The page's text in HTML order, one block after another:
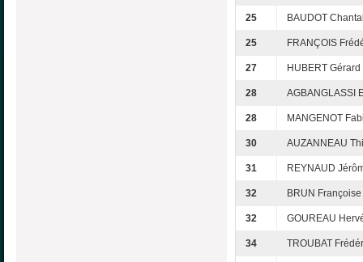
25 BAUDOT
25 FRANÇOIS
27 HUBERT Gérard
28 AGBANGLASSI
28 MANGENOT
30 AUZANNEAU
31 REYNAUD
32 BRUN Françoise
32 GOUREAU
34 TROUBAT